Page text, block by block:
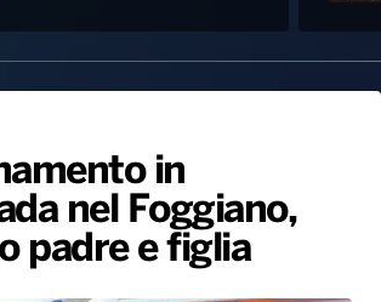
Hit Dance
e Spettacolo
Generale
Novità
News TV
in
nel Foggiano,
padre e figlia